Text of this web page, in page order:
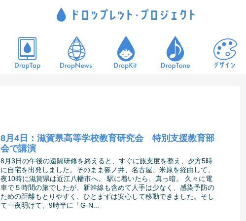
8月4日：滋賀県高等学校教育研究会 特別支援教育部
会で講演
8月3日の午後の遠隔研修を終えると、すぐに旅支度を整え、夕方5時
に自宅を出発しました。そのまま篠ノ井、名古屋、米原を経由して、
夜10時に滋賀県は近江八幡市へ。 駅に着いたら、真っ暗。 久々に電
車で５時間の旅でしたが、新幹線も含めて人手は少なく、感染予防の
ための距離もとりやすく、ひとまずは安心して移動できました。そし
て一夜明けて、9時半に「G-N...